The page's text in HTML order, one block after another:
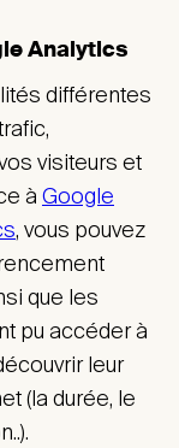
Analytics
différentes
visiteurs et
à Google
, vous pouvez
que les
pu accéder à
leur
(la durée, le